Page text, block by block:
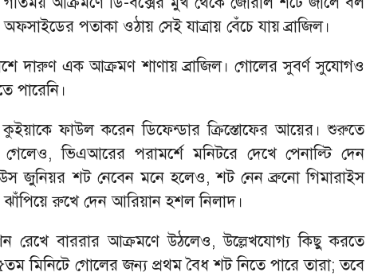
অফসাইডের পতাকা ওঠায় সেই যাত্রায় বেঁচে যায় ব্রাজিল।
দারুণ এক আক্রমণ শাণায় ব্রাজিল। গোলের সুবর্ণ সুযোগও
পারেনি।
ফাউল করেন ডিফেন্ডার ক্রিস্তোফের আয়ের। শুরুতে
ভিএআরের পরামর্শে মনিটরে দেখে পেনাল্টি দেন
জুনিয়র শট নেবেন মনে হলেও, শট নেন ব্রুনো গিমারাইস
রুখে দেন আরিয়ান হশল নিলাদ।
রেখে বাররার আক্রমণে উঠলেও, উল্লেখযোগ্য কিছু করতে
মিনিটে গোলের জন্য প্রথম বৈধ শট নিতে পারে তারা; তবে